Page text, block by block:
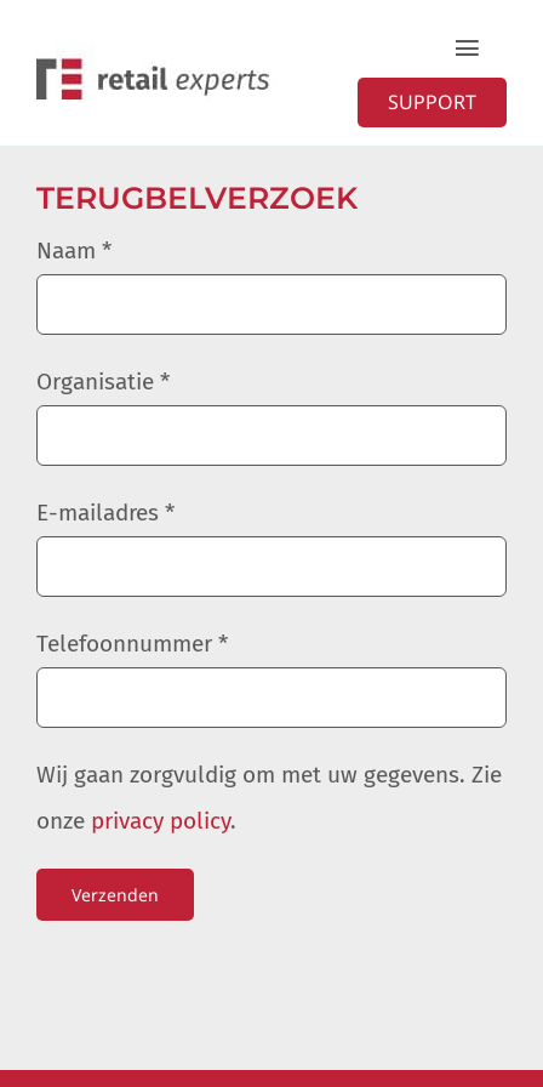
naar
Toggle
Contact
SUPPORT
TERUGBELVERZOEK
Naam *
Organisatie *
E-mailadres *
Telefoonnummer *
Wij gaan zorgvuldig om met uw gegevens. Zie
onze privacy policy.